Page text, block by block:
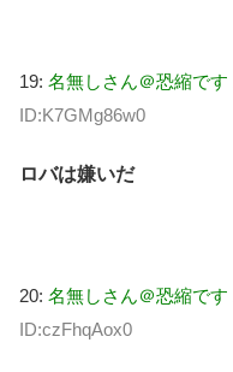
19: 名無しさん＠恐縮です
ID:K7GMg86w0
ロバは嫌いだ
20: 名無しさん＠恐縮です
ID:czFhqAox0